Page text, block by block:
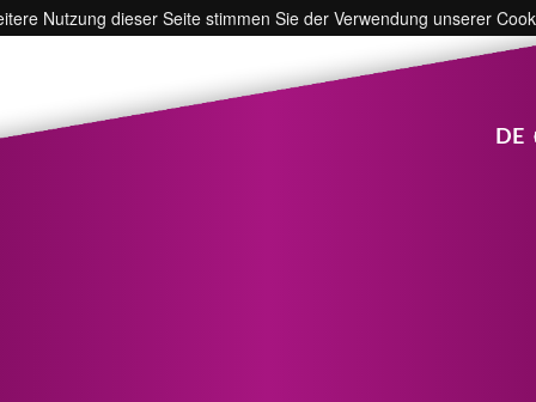
Nutzung dieser Seite stimmen Sie der Verwendung unserer
DE